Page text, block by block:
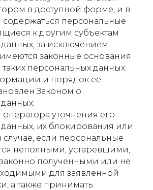
в доступной форме, и в
персональные
к другим субъектам
за исключением
имеются законные основания
персональных данных.
и порядок ее
Законом о
оператора уточнения его
их блокирования или
если персональные
неполными, устаревшими,
полученными или не
для заявленной
а также принимать